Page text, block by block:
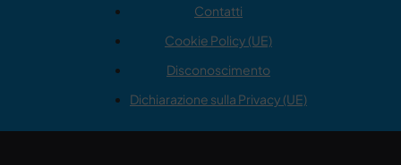
Contatti
Cookie Policy (UE)
Disconoscimento
Dichiarazione sulla Privacy (UE)